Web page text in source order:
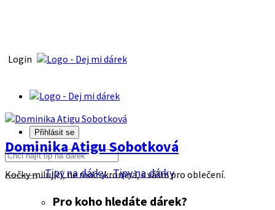
Login
Přihlásit se
Tipy na dárkyTipy na dárky
Pro koho hledáte dárek?
Dominika Atigu Sobotková
Kočky milující, ne moc skromná, s vášni pro oblečení.